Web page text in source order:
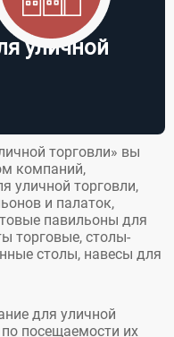
уличной
торговли» вы
компаний,
уличной торговли,
и палаток,
павильоны для
торговые, столы-
столы, навесы для
для уличной
посещаемости их